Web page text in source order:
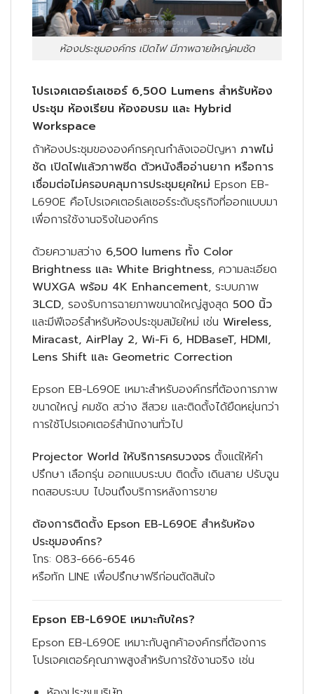
ห้องประชุมองค์กร เปิดไฟ มีภาพฉายใหญ่คมชัด
โปรเจคเตอร์เลเซอร์ 6,500 Lumens สำหรับห้อง
ประชุม ห้องเรียน ห้องอบรม และ Hybrid
Workspace
ถ้าห้องประชุมขององค์กรคุณกำลังเจอปัญหา ภาพไม่
ชัด เปิดไฟแล้วภาพซีด ตัวหนังสืออ่านยาก หรือการ
เชื่อมต่อไม่ครอบคลุมการประชุมยุคใหม่ Epson EB-
L690E คือโปรเจคเตอร์เลเซอร์ระดับธุรกิจที่ออกแบบมา
เพื่อการใช้งานจริงในองค์กร
ด้วยความสว่าง 6,500 lumens ทั้ง Color
Brightness และ White Brightness, ความละเอียด
WUXGA พร้อม 4K Enhancement, ระบบภาพ
3LCD, รองรับการฉายภาพขนาดใหญ่สูงสุด 500 นิ้ว
และมีฟีเจอร์สำหรับห้องประชุมสมัยใหม่ เช่น Wireless,
Miracast, AirPlay 2, Wi-Fi 6, HDBaseT, HDMI,
Lens Shift และ Geometric Correction
Epson EB-L690E เหมาะสำหรับองค์กรที่ต้องการภาพ
ขนาดใหญ่ คมชัด สว่าง สีสวย และติดตั้งได้ยืดหยุ่นกว่า
การใช้โปรเจคเตอร์สำนักงานทั่วไป
Projector World ให้บริการครบวงจร ตั้งแต่ให้คำ
ปรึกษา เลือกรุ่น ออกแบบระบบ ติดตั้ง เดินสาย ปรับจูน
ทดสอบระบบ ไปจนถึงบริการหลังการขาย
ต้องการติดตั้ง Epson EB-L690E สำหรับห้อง
ประชุมองค์กร?
โทร: 083-666-6546
หรือทัก LINE เพื่อปรึกษาฟรีก่อนตัดสินใจ
Epson EB-L690E เหมาะกับใคร?
Epson EB-L690E เหมาะกับลูกค้าองค์กรที่ต้องการ
โปรเจคเตอร์คุณภาพสูงสำหรับการใช้งานจริง เช่น